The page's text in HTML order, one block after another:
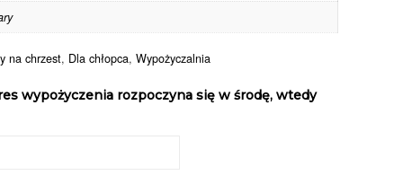
wypożyczenia rozpoczyna się w środę, wtedy
na chrzest, Dla chłopca, Wypożyczalnia